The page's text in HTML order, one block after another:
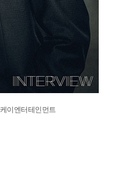
이엔터테인먼트